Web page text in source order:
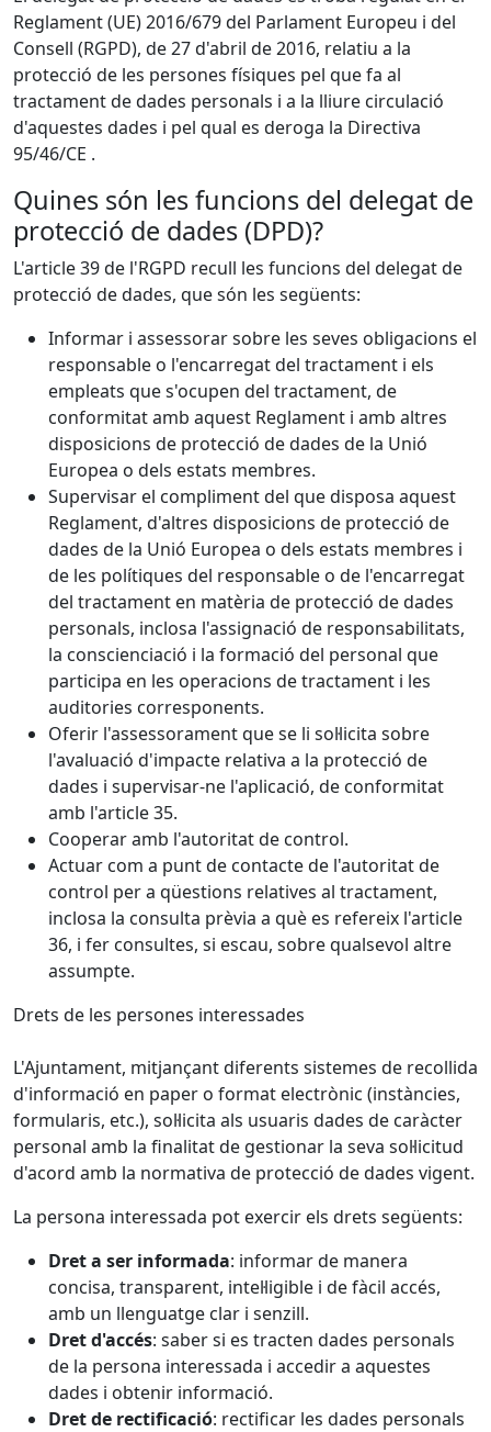
Reglament (UE) 2016/679 del Parlament Europeu i del
Consell (RGPD), de 27 d'abril de 2016, relatiu a la
protecció de les persones físiques pel que fa al
tractament de dades personals i a la lliure circulació
d'aquestes dades i pel qual es deroga la Directiva
95/46/CE .
Quines són les funcions del delegat de
protecció de dades (DPD)?
L'article 39 de l'RGPD recull les funcions del delegat de
protecció de dades, que són les següents:
Informar i assessorar sobre les seves obligacions el
responsable o l'encarregat del tractament i els
empleats que s'ocupen del tractament, de
conformitat amb aquest Reglament i amb altres
disposicions de protecció de dades de la Unió
Europea o dels estats membres.
Supervisar el compliment del que disposa aquest
Reglament, d'altres disposicions de protecció de
dades de la Unió Europea o dels estats membres i
de les polítiques del responsable o de l'encarregat
del tractament en matèria de protecció de dades
personals, inclosa l'assignació de responsabilitats,
la conscienciació i la formació del personal que
participa en les operacions de tractament i les
auditories corresponents.
Oferir l'assessorament que se li sol·licita sobre
l'avaluació d'impacte relativa a la protecció de
dades i supervisar-ne l'aplicació, de conformitat
amb l'article 35.
Cooperar amb l'autoritat de control.
Actuar com a punt de contacte de l'autoritat de
control per a qüestions relatives al tractament,
inclosa la consulta prèvia a què es refereix l'article
36, i fer consultes, si escau, sobre qualsevol altre
assumpte.
Drets de les persones interessades
L'Ajuntament, mitjançant diferents sistemes de recollida
d'informació en paper o format electrònic (instàncies,
formularis, etc.), sol·licita als usuaris dades de caràcter
personal amb la finalitat de gestionar la seva sol·licitud
d'acord amb la normativa de protecció de dades vigent.
La persona interessada pot exercir els drets següents:
Dret a ser informada: informar de manera
concisa, transparent, intel·ligible i de fàcil accés,
amb un llenguatge clar i senzill.
Dret d'accés: saber si es tracten dades personals
de la persona interessada i accedir a aquestes
dades i obtenir informació.
Dret de rectificació: rectificar les dades personals